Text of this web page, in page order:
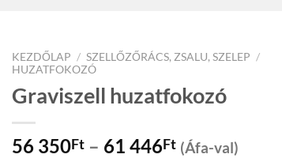
KEZDŐLAP / SZELLŐZŐRÁCS, ZSALU, SZELEP /
HUZATFOKOZÓ
Graviszell huzatfokozó
56 350Ft – 61 446FtPrice
(Áfa-val)